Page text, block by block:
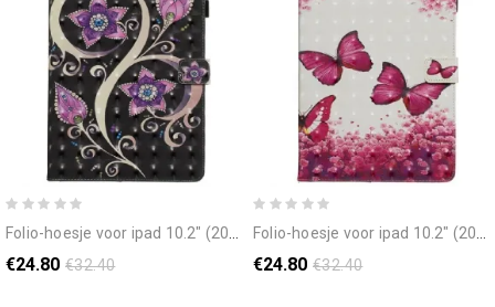
folio-hoesje voor ipad 10.2" (2020) (2019) / air 10.5" / pro 10.5" bloemen
€24.80 €32.40
folio-hoesje voor ipad 10.2" (2020) (2019) / air 10.5" / pro 10.5" rode vlinders
€24.80 €32.40